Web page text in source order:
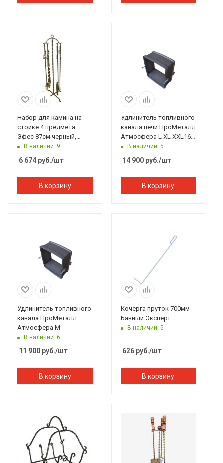
Набор для камина на
стойке 4 предмета
Эфес 87см черный,
Банный Эксперт
В наличии: 9
6 674 руб./шт
В корзину
Удлинитель топливного
канала печи ПроМеталл
Атмосфера L XL XXL165
ммВ наличии: 5
14 900руб./шт
В корзину
Удлинитель топливного
канала ПроМеталл
Атмосфера М
В наличии: 6
11 900 руб./шт
В корзину
Кочерга пруток 700мм
Банный Эксперт
В наличии: 5
626руб./шт
В корзину